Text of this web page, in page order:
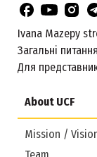
About UCF
Mission /
Ivana Mazepy
Загальні
Для